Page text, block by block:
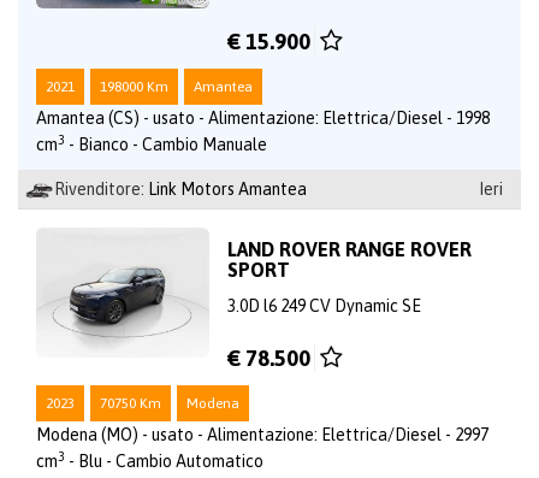
€ 15.900
2021 198000 Km Amantea
Amantea (CS) - usato - Alimentazione: Elettrica/Diesel - 1998
cm3 - Bianco - Cambio Manuale
Rivenditore: Link Motors Amantea Ieri
LAND ROVER RANGE ROVER
SPORT
3.0D l6 249 CV Dynamic SE
€ 78.500
2023 70750 Km Modena
Modena (MO) - usato - Alimentazione: Elettrica/Diesel - 2997
cm3 - Blu - Cambio Automatico